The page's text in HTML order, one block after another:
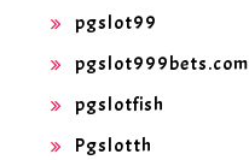
pgslot99
pgslot999bets.com
pgslotfish
Pgslotth